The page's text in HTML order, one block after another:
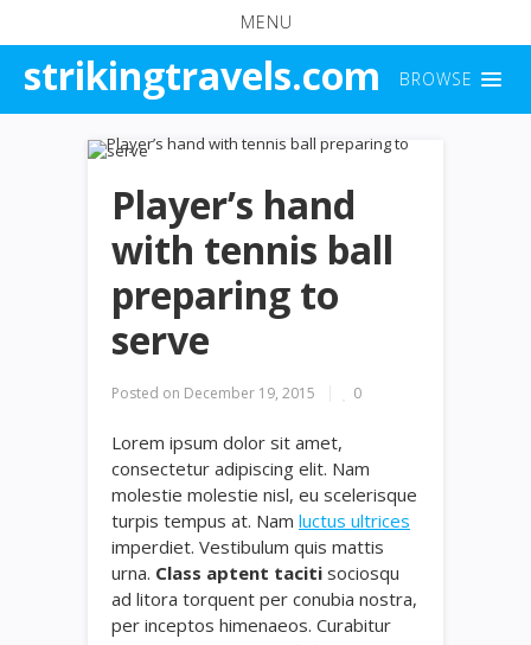
MENU
BROWSE
strikingtravels.com
Player’s hand
with tennis ball
preparing to
serve
Posted on December 19, 2015 0
Lorem ipsum dolor sit amet,
consectetur adipiscing elit. Nam
molestie molestie nisl, eu scelerisque
turpis tempus at. Nam luctus ultrices
imperdiet. Vestibulum quis mattis
urna. Class aptent taciti sociosqu
ad litora torquent per conubia nostra,
per inceptos himenaeos. Curabitur